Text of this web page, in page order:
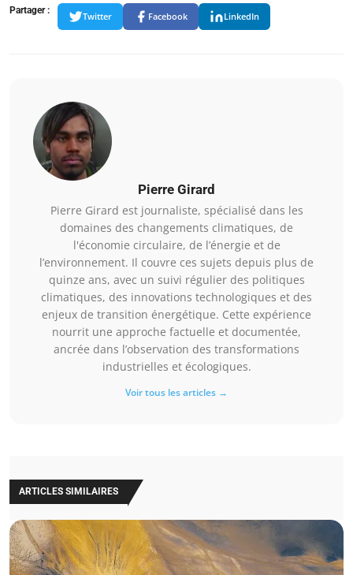
Partager :
Twitter Facebook LinkedIn
Pierre Girard
Pierre Girard est journaliste, spécialisé dans les
domaines des changements climatiques, de
l'économie circulaire, de l’énergie et de
l’environnement. Il couvre ces sujets depuis plus de
quinze ans, avec un suivi régulier des politiques
climatiques, des innovations technologiques et des
enjeux de transition énergétique. Cette expérience
nourrit une approche factuelle et documentée,
ancrée dans l’observation des transformations
industrielles et écologiques.
Voir tous les articles →
ARTICLES SIMILAIRES